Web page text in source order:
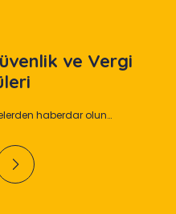
ve Vergi
haberdar olun…